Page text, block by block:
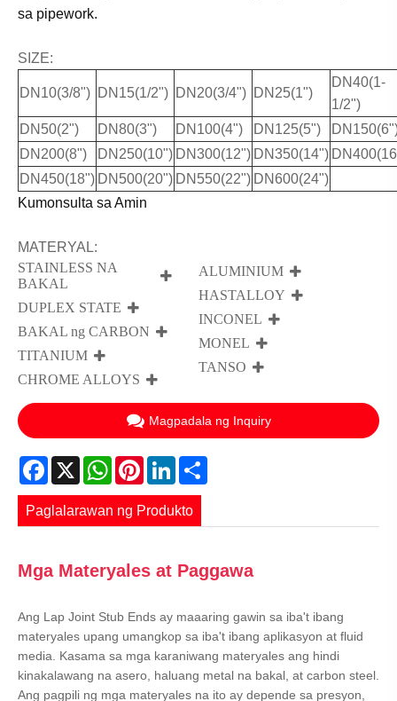
sa pipework.
SIZE:
DN10(3/8") DN15(1/2") DN20(3/4") DN25(1")
DN40(1-
1/2")
DN50(2")
DN80(3") DN100(4") DN125(5")
DN200(8")
DN250(10") DN300(12") DN350(14")
DN450(18") DN500(20") DN550(22") DN600(24")
Kumonsulta sa Amin
MATERYAL:
STAINLESS NA
BAKAL
DUPLEX STATE
BAKAL ng CARBON
TITANIUM
CHROME ALLOYS
ALUMINIUM
HASTALLOY
INCONEL
MONEL
TANSO
Magpadala ng Inquiry
Facebook
X WhatsApp
PinterestLinkedIn
Paglalarawan ng Produkto
Mga Materyales at Paggawa
Ang Lap Joint Stub Ends ay maaaring gawin sa iba't ibang
materyales upang umangkop sa iba't ibang aplikasyon at fluid
media. Kasama sa mga karaniwang materyales ang hindi
kinakalawang na asero, haluang metal na bakal, at carbon steel.
Ang pagpili ng mga materyales na ito ay depende sa presyon,